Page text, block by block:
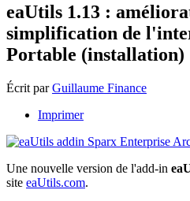
eaUtils 1.13 :
simplification de
Portable (installation)
Écrit parGuillaume Finance
Imprimer
Une nouvelle version de l'add-in
site eaUtils.com.